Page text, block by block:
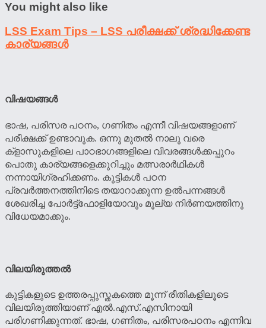
You might also like
LSS Exam Tips – LSS പരീക്ഷക്ക് ശ്രദ്ധിക്കേണ്ട
കാര്യങ്ങൾ
വിഷയങ്ങള്‍
ഭാഷ, പരിസര പഠനം, ഗണിതം എന്നീ വിഷയങ്ങളാണ്
പരീക്ഷക്ക് ഉണ്ടാവുക. ഒന്നു മുതല്‍ നാലു വരെ
ക്ളാസുകളിലെ പാഠഭാഗങ്ങളിലെ വിവരങ്ങള്‍ക്കപ്പുറം
പൊതു കാര്യങ്ങളെക്കുറിച്ചും മത്സരാര്‍ഥികള്‍
നന്നായിഗ്രഹിക്കണം. കുട്ടികള്‍ പഠന
പ്രവര്‍ത്തനത്തിനിടെ തയാറാക്കുന്ന ഉല്‍പന്നങ്ങള്‍
ശേഖരിച്ച പോര്‍ട്ട്ഫോളിയോവും മൂല്യ നിര്‍ണയത്തിനു
വിധേയമാക്കും.
വിലയിരുത്തല്‍
കുട്ടികളുടെ ഉത്തരപ്പുസ്തകത്തെ മൂന്ന് രീതികളിലൂടെ
വിലയിരുത്തിയാണ് എല്‍.എസ്.എസിനായി
പരിഗണിക്കുന്നത്. ഭാഷ, ഗണിതം, പരിസരപഠനം എന്നിവ